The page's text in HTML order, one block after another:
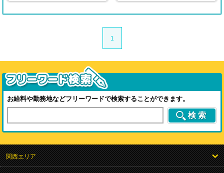
で、ご安心くださいませ。
1
お給料や勤務地などフリーワードで検索することができます。
検索
関西エリア